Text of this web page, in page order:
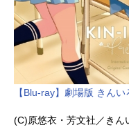
【Blu-ray】劇場版 きん
(C)原悠衣・芳文社／きん